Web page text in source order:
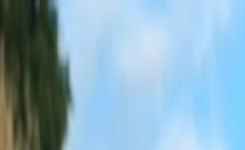
Meniny má Oskar